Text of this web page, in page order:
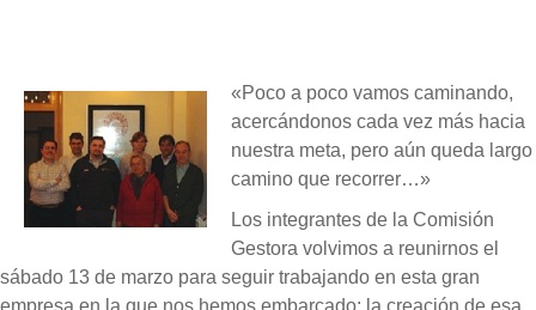
«Poco a poco vamos caminando,
acercándonos cada vez más hacia
nuestra meta, pero aún queda largo
camino que recorrer…»
Los integrantes de la Comisión
Gestora volvimos a reunirnos el
sábado 13 de marzo para seguir trabajando en esta gran
empresa en la que nos hemos embarcado: la creación de esa